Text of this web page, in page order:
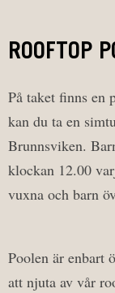
ROOFTOP
På taket finns en
kan du ta en
Brunnsviken.
klockan 12.00
vuxna och barn
Poolen är enbart
att njuta av vår